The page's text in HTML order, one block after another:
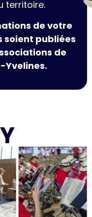
territoire.
de votre
soient publiées
de